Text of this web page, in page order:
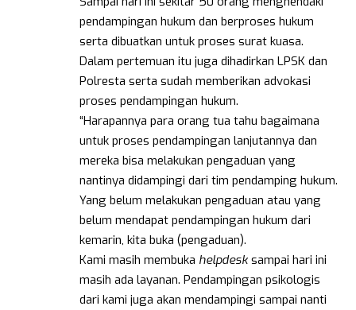
pendampingan hukum dan berproses hukum
serta dibuatkan untuk proses surat kuasa.
Dalam pertemuan itu juga dihadirkan LPSK dan
Polresta serta sudah memberikan advokasi
proses pendampingan hukum.
“Harapannya para orang tua tahu bagaimana
untuk proses pendampingan lanjutannya dan
mereka bisa melakukan pengaduan yang
nantinya didampingi dari tim pendamping hukum.
Yang belum melakukan pengaduan atau yang
belum mendapat pendampingan hukum dari
kemarin, kita buka (pengaduan).
Kami masih membuka helpdesk sampai hari ini
masih ada layanan. Pendampingan psikologis
dari kami juga akan mendampingi sampai nanti